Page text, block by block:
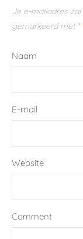
Je e-mailadres
gemarkeerd met *
Naam
E-mail
Website
Comment